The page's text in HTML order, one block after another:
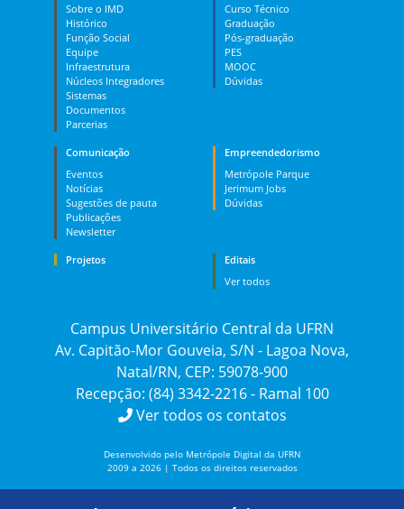
Sobre o IMD
Histórico
Função Social
Equipe
Infraestrutura
Núcleos Integradores
Sistemas
Documentos
Parcerias
Curso Técnico
Graduação
Pós-graduação
PES
MOOC
Dúvidas
Comunicação
Eventos
Notícias
Sugestões de pauta
Publicações
Newsletter
Empreendedorismo
Metrópole Parque
Jerimum Jobs
Dúvidas
Projetos
Editais
Ver todos
Campus Universitário Central da UFRN
Av. Capitão-Mor Gouveia, S/N - Lagoa Nova,
Natal/RN, CEP: 59078-900
Recepção: (84) 3342-2216 - Ramal 100
Ver todos os contatos
Desenvolvido pelo Metrópole Digital da UFRN
2009 a 2026 | Todos os direitos reservados